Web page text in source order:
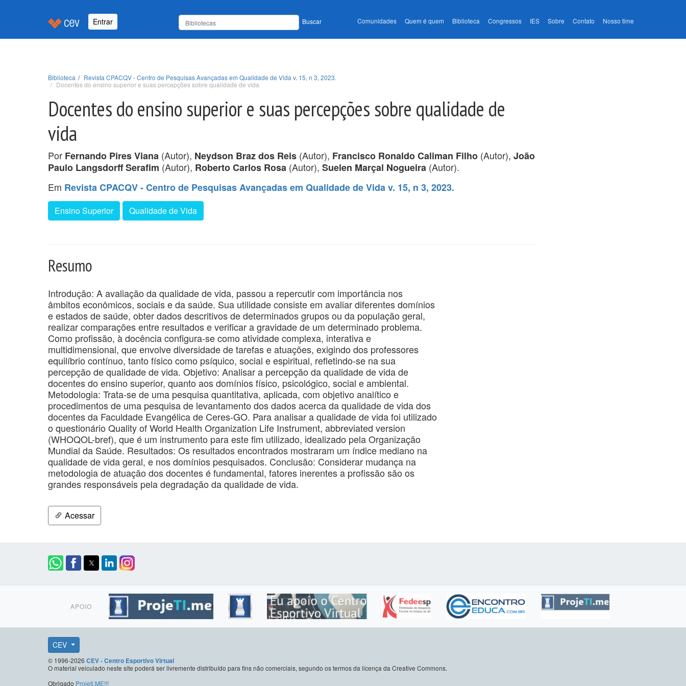
Entrar Buscar Comunidades Quem é quem Biblioteca Congressos IES Sobre Contato Nosso time
Biblioteca
Revista CPACQV - Centro de Pesquisas Avançadas em Qualidade de Vida v. 15, n 3, 2023.
Docentes do ensino superior e suas percepções sobre qualidade de vida
Docentes do ensino superior e suas percepções sobre qualidade de
vida
Por Fernando Pires Viana (Autor), Neydson Braz dos Reis (Autor), Francisco Ronaldo Caliman Filho (Autor), João
Paulo Langsdorff Serafim (Autor), Roberto Carlos Rosa (Autor), Suelen Marçal Nogueira (Autor).
Em Revista CPACQV - Centro de Pesquisas Avançadas em Qualidade de Vida v. 15, n 3, 2023.
Ensino Superior Qualidade de Vida
Resumo
Introdução: A avaliação da qualidade de vida, passou a repercutir com importância nos
âmbitos econômicos, sociais e da saúde. Sua utilidade consiste em avaliar diferentes domínios
e estados de saúde, obter dados descritivos de determinados grupos ou da população geral,
realizar comparações entre resultados e verificar a gravidade de um determinado problema.
Como profissão, à docência configura-se como atividade complexa, interativa e
multidimensional, que envolve diversidade de tarefas e atuações, exigindo dos professores
equilíbrio contínuo, tanto físico como psíquico, social e espiritual, refletindo-se na sua
percepção de qualidade de vida. Objetivo: Analisar a percepção da qualidade de vida de
docentes do ensino superior, quanto aos domínios físico, psicológico, social e ambiental.
Metodologia: Trata-se de uma pesquisa quantitativa, aplicada, com objetivo analítico e
procedimentos de uma pesquisa de levantamento dos dados acerca da qualidade de vida dos
docentes da Faculdade Evangélica de Ceres-GO. Para analisar a qualidade de vida foi utilizado
o questionário Quality of World Health Organization Life Instrument, abbreviated version
(WHOQOL-bref), que é um instrumento para este fim utilizado, idealizado pela Organização
Mundial da Saúde. Resultados: Os resultados encontrados mostraram um índice mediano na
qualidade de vida geral, e nos domínios pesquisados. Conclusão: Considerar mudança na
metodologia de atuação dos docentes é fundamental, fatores inerentes a profissão são os
grandes responsáveis pela degradação da qualidade de vida.
Acessar
APOIO
CEV
© 1996-2026 CEV - Centro Esportivo Virtual
O material veiculado neste site poderá ser livremente distribuído para fins não comerciais, segundo os termos da licença da Creative Commons.
Obrigado Projeti.ME!!!